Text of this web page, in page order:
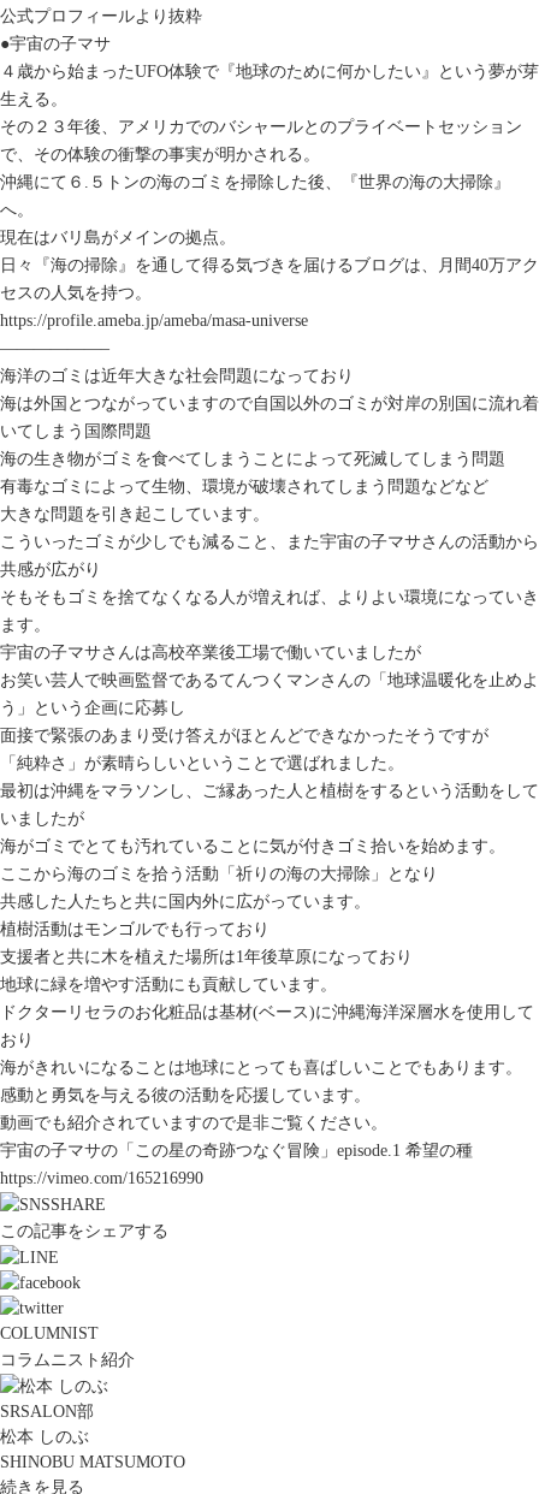
公式プロフィールより抜粋
●宇宙の子マサ
４歳から始まったUFO体験で『地球のために何かしたい』という夢が芽
生える。
その２３年後、アメリカでのバシャールとのプライベートセッション
で、その体験の衝撃の事実が明かされる。
沖縄にて６.５トンの海のゴミを掃除した後、『世界の海の大掃除』
へ。
現在はバリ島がメインの拠点。
日々『海の掃除』を通して得る気づきを届けるブログは、月間40万アク
セスの人気を持つ。
https://profile.ameba.jp/ameba/masa-universe
——————–
海洋のゴミは近年大きな社会問題になっており
海は外国とつながっていますので自国以外のゴミが対岸の別国に流れ着
いてしまう国際問題
海の生き物がゴミを食べてしまうことによって死滅してしまう問題
有毒なゴミによって生物、環境が破壊されてしまう問題などなど
大きな問題を引き起こしています。
こういったゴミが少しでも減ること、また宇宙の子マサさんの活動から
共感が広がり
そもそもゴミを捨てなくなる人が増えれば、よりよい環境になっていき
ます。
宇宙の子マサさんは高校卒業後工場で働いていましたが
お笑い芸人で映画監督であるてんつくマンさんの「地球温暖化を止めよ
う」という企画に応募し
面接で緊張のあまり受け答えがほとんどできなかったそうですが
「純粋さ」が素晴らしいということで選ばれました。
最初は沖縄をマラソンし、ご縁あった人と植樹をするという活動をして
いましたが
海がゴミでとても汚れていることに気が付きゴミ拾いを始めます。
ここから海のゴミを拾う活動「祈りの海の大掃除」となり
共感した人たちと共に国内外に広がっています。
植樹活動はモンゴルでも行っており
支援者と共に木を植えた場所は1年後草原になっており
地球に緑を増やす活動にも貢献しています。
ドクターリセラのお化粧品は基材(ベース)に沖縄海洋深層水を使用して
おり
海がきれいになることは地球にとっても喜ばしいことでもあります。
感動と勇気を与える彼の活動を応援しています。
動画でも紹介されていますので是非ご覧ください。
宇宙の子マサの「この星の奇跡つなぐ冒険」episode.1 希望の種
https://vimeo.com/165216990
この記事をシェアする
COLUMNIST
コラムニスト紹介
SRSALON部
松本 しのぶ
SHINOBU MATSUMOTO
続きを見る